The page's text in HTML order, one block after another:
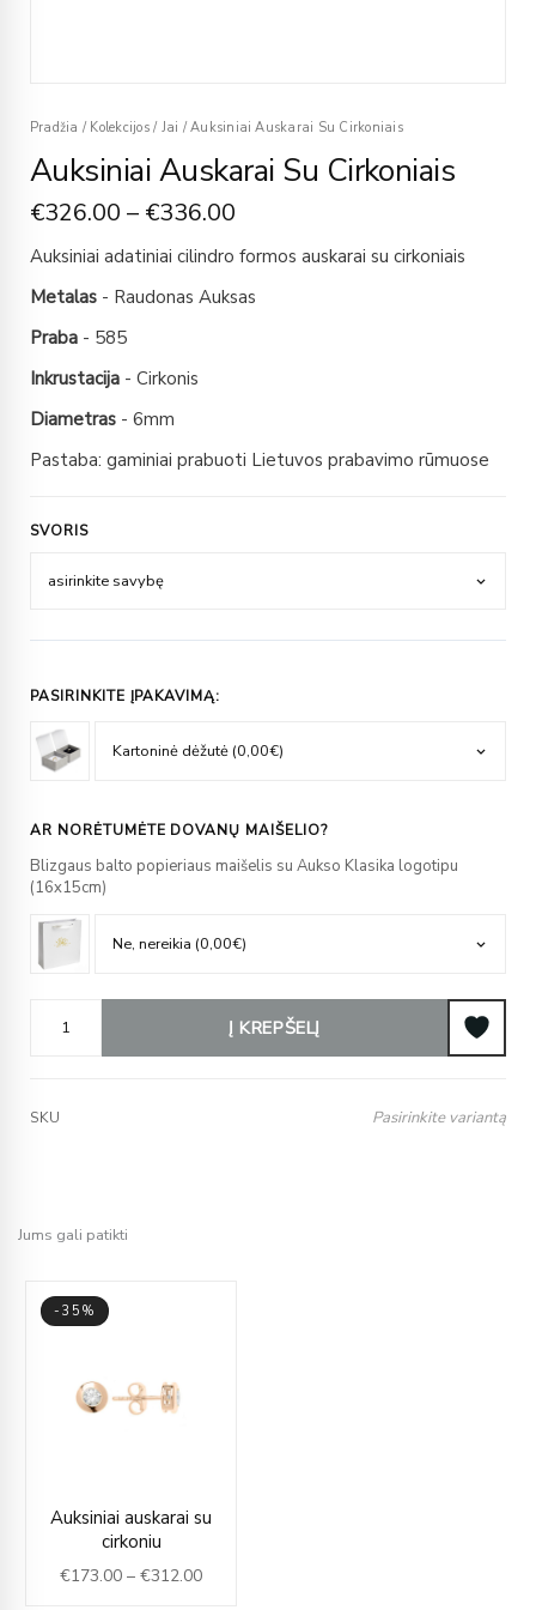
Pradžia / Kolekcijos / Jai /Auksiniai Auskarai Su Cirkoniais
Auksiniai Auskarai Su Cirkoniais
€326.00 – €336.00
Auksiniai adatiniai cilindro formos auskarai su cirkoniais
Metalas - Raudonas Auksas
Praba - 585
Inkrustacija - Cirkonis
Diametras - 6mm
Pastaba: gaminiai prabuoti Lietuvos prabavimo rūmuose
SVORIS
PASIRINKITE ĮPAKAVIMĄ:
AR NORĖTUMĖTE DOVANŲ MAIŠELIO?
Blizgaus balto popieriaus maišelis su Aukso Klasika logotipu
(16x15cm)
Į KREPŠELĮ
SKU Pasirinkite variantą
Jums gali patikti
-35%
Auksiniai auskarai su
cirkoniu
€173.00 – €312.00
range:
through